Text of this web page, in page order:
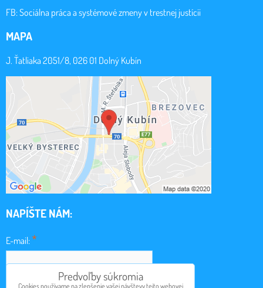
FB:Sociálna práca a systémové zmeny v trestnej justícii
MAPA
J. Ťatliaka 2051/8, 026 01 Dolný Kubín
NAPÍŠTE NÁM:
E-mail:*
Predvoľby súkromia
Cookies používame na zlepšenie vašej návštevy tejto webovej